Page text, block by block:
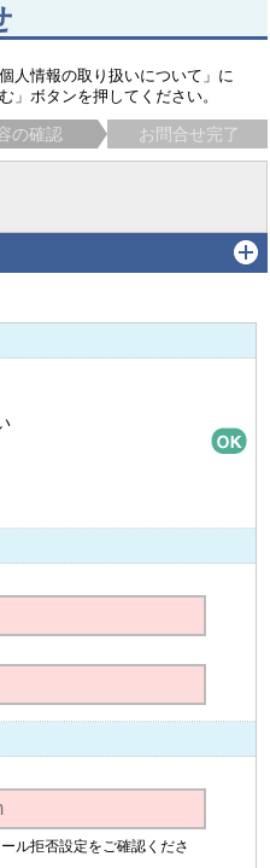
人情報の取り扱いについて」に
」ボタンを押してください。
の確認 お問合せ完了
ル拒否設定をご確認くださ